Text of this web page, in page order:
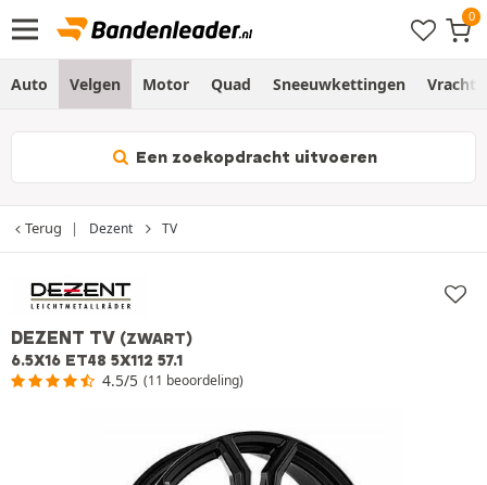
Auto Velgen Motor Quad Sneeuwkettingen
Een zoekopdracht uitvoeren
Terug Dezent TV
DEZENT TV (ZWART)
6.5X16 ET48 5X112 57.1
4.5/5 (11 beoordeling)